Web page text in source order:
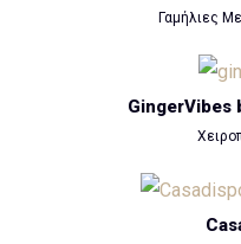
Γαμήλιες
GingerVibes